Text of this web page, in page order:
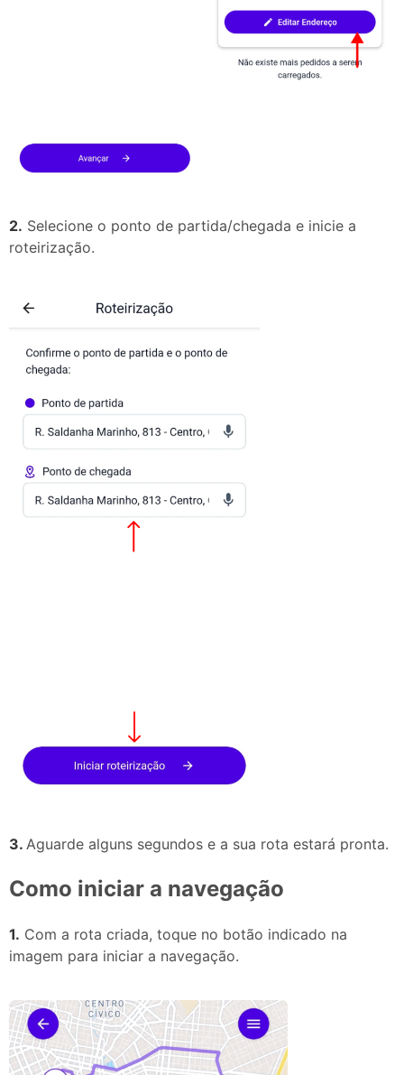
2. Selecione o ponto de partida/chegada e inicie a
roteirização.
3. Aguarde alguns segundos e a sua rota estará pronta.
Como iniciar a navegação
1. Com a rota criada, toque no botão indicado na
imagem para iniciar a navegação.